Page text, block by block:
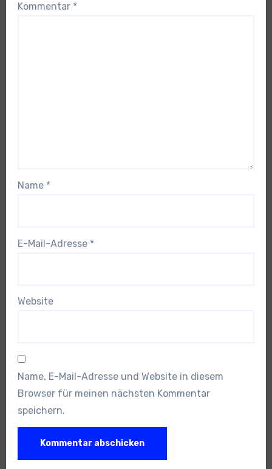
Kommentar *
Name *
E-Mail-Adresse *
Website
Name, E-Mail-Adresse und Website in diesem
Browser für meinen nächsten Kommentar
speichern.